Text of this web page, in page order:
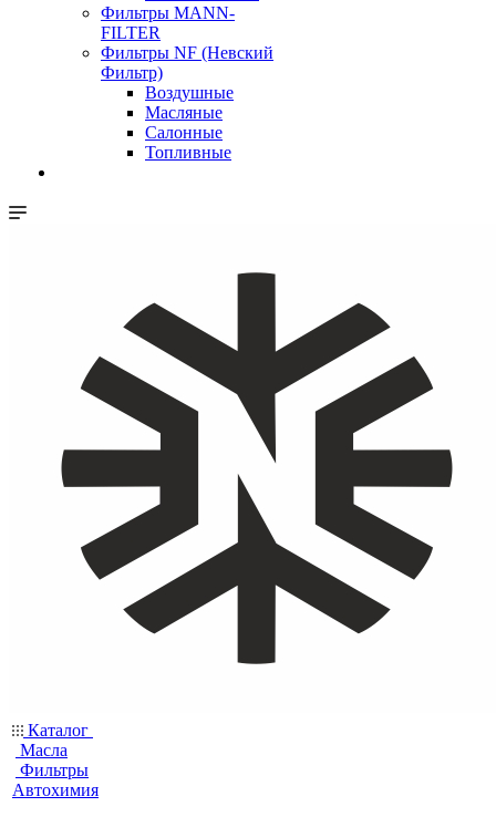
Фильтры MANN-
FILTER
Фильтры NF (Невский
Фильтр)
Воздушные
Масляные
Салонные
Топливные
Каталог
Масла
Фильтры
Автохимия